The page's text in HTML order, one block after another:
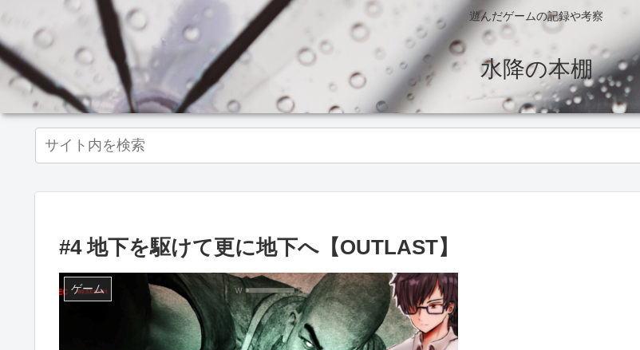
遊んだゲームの記録や考察
水降の本棚
#4 地下を駆けて更に地下へ【OUTLAST】
ゲーム